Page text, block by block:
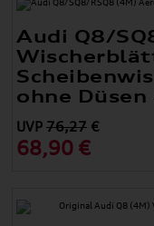
Audi Q8/
ohne
UVP76,27 €
68,90 €